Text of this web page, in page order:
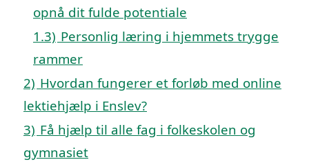
opnå dit fulde potentiale
1.3) Personlig læring i hjemmets trygge
rammer
2) Hvordan fungerer et forløb med online
lektiehjælp i Enslev?
3) Få hjælp til alle fag i folkeskolen og
gymnasiet